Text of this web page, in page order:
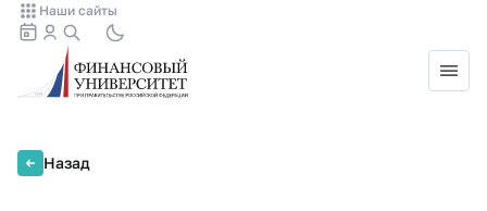
Наши сайты
Назад